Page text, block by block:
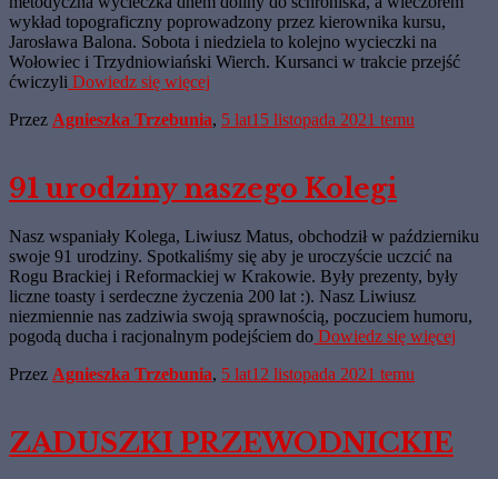
wykład topograficzny poprowadzony przez kierownika kursu,
Jarosława Balona. Sobota i niedziela to kolejno wycieczki na
Wołowiec i Trzydniowiański Wierch. Kursanci w trakcie przejść
ćwiczyli Dowiedz się więcej
Przez Agnieszka Trzebunia, 5 lat15 listopada 2021 temu
91 urodziny naszego Kolegi
Nasz wspaniały Kolega, Liwiusz Matus, obchodził w październiku
swoje 91 urodziny. Spotkaliśmy się aby je uroczyście uczcić na
Rogu Brackiej i Reformackiej w Krakowie. Były prezenty, były
liczne toasty i serdeczne życzenia 200 lat :). Nasz Liwiusz
niezmiennie nas zadziwia swoją sprawnością, poczuciem humoru,
pogodą ducha i racjonalnym podejściem do Dowiedz się więcej
Przez Agnieszka Trzebunia, 5 lat12 listopada 2021 temu
ZADUSZKI PRZEWODNICKIE